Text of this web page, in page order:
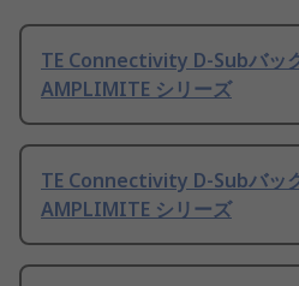
TE Connectivity D-Subバッ
AMPLIMITE シリーズ
TE Connectivity D-Subバッ
AMPLIMITE シリーズ